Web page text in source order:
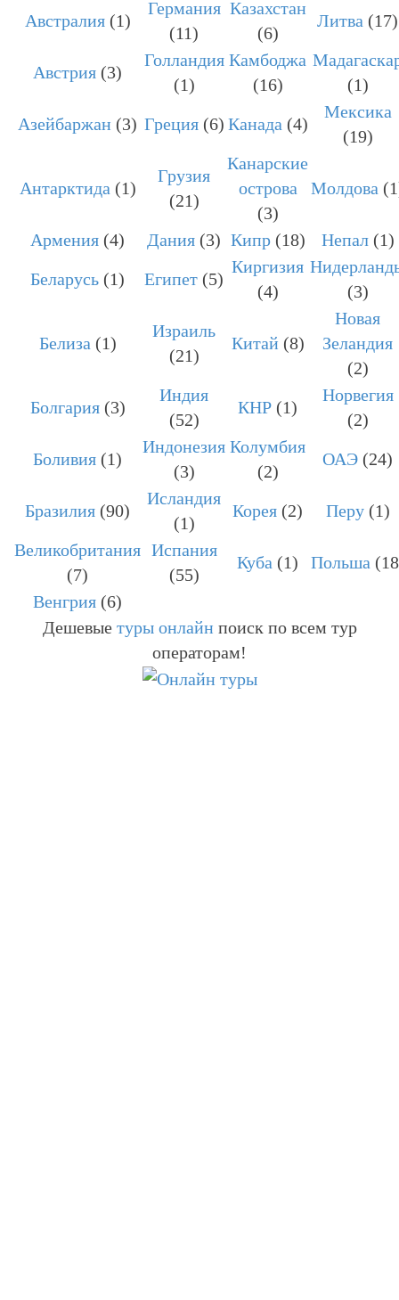
Австралия (1)
Германия
(11)
Казахстан
(6)
Литва (17)
Австрия (3)
Голландия
(1)
Камбоджа
(16)
(1)
Азейбаржан (3) Греция (6) Канада (4)
Мексика
(19)
Антарктида (1)
Грузия
(21)
Канарские
острова
(3)
Молдова
Армения (4) Дания (3) Кипр (18) Непал (1)
Беларусь (1) Египет (5)
Киргизия
(4)
(3)
Белиза (1)
Израиль
(21)
Китай (8)
Новая
Зеландия
(2)
Болгария (3)
Индия
(52)
КНР (1)
Норвегия
(2)
Боливия (1)
Индонезия
(3)
Колумбия
(2)
ОАЭ (24)
Бразилия (90)
Исландия
(1)
Корея (2) Перу (1)
Великобритания
(7)
Испания
(55)
Куба (1) Польша
Венгрия (6)
Дешевые туры онлайн поиск по всем тур
операторам!